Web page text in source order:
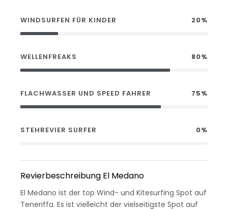
WINDSURFEN FÜR KINDER 20%
WELLENFREAKS 80%
FLACHWASSER UND SPEED FAHRER 75%
STEHREVIER SURFER 0%
Revierbeschreibung El Medano
El Medano ist der top Wind- und Kitesurfing Spot auf
Teneriffa. Es ist vielleicht der vielseitigste Spot auf